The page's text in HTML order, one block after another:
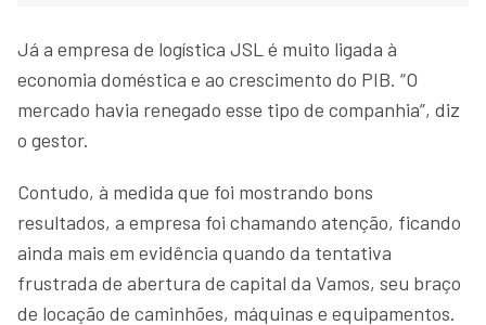
Já a empresa de logística JSL é muito ligada à
economia doméstica e ao crescimento do PIB. “O
mercado havia renegado esse tipo de companhia”, diz
o gestor.
Contudo, à medida que foi mostrando bons
resultados, a empresa foi chamando atenção, ficando
ainda mais em evidência quando da tentativa
frustrada de abertura de capital da Vamos, seu braço
de locação de caminhões, máquinas e equipamentos.